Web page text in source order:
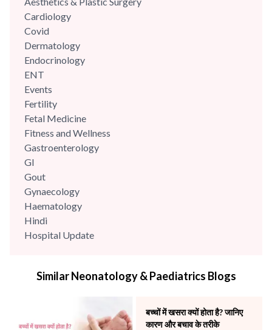
care. She has highly trained and has...
Cardiology
Covid
Dermatology
Endocrinology
ENT
Events
Fertility
Fetal Medicine
Fitness and Wellness
Gastroenterology
GI
Gout
Gynaecology
Haematology
Hindi
Hospital Update
Mental Health
Neonatology & Paediatrics
Nephrology & Dialysis
Similar Neonatology & Paediatrics Blogs
बच्चों में खसरा क्यों होता है? जानिए
कारण और बचाव के तरीके